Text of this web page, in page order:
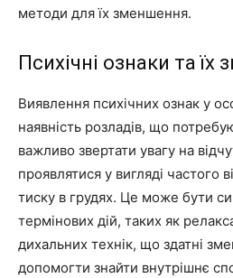
методи для їх зменшення.
Психічні ознаки та їх
Виявлення психічних ознак у
наявність розладів, що
важливо звертати увагу на
проявлятися у вигляді частого
тиску в грудях. Це може бути
термінових дій, таких як
дихальних технік, що здатні
допомогти знайти внутрішнє